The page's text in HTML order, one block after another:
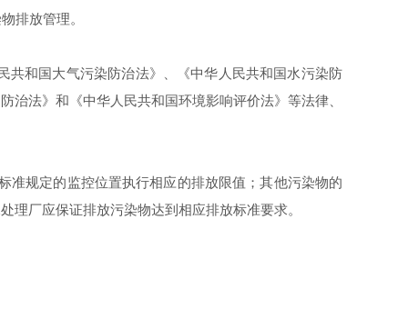
排放管理。
共和国大气污染防治法》、《中华人民共和国水污染防
法》和《中华人民共和国环境影响评价法》等法律、
准规定的监控位置执行相应的排放限值；其他污染物的
厂应保证排放污染物达到相应排放标准要求。